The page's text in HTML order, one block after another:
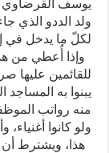
يوسف القرضاوي
ولد الددو الذي
لكلّ ما يدخل في
وإذا أُعطي من
للقائمين عليها
يبنوا به المساجد
منه رواتب
ولو كانوا أغنياء،
هذا، ويشترط